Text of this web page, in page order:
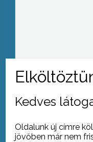
Sikeres
Kedves
Oldalunk új címre
jövőben már nem